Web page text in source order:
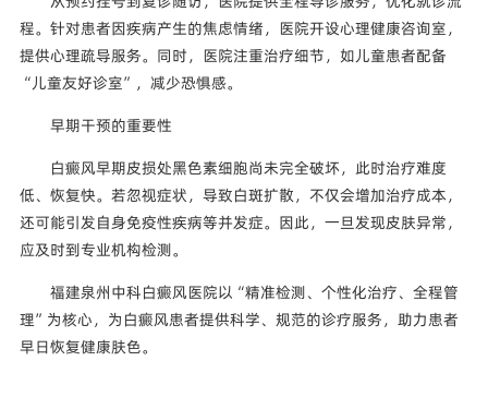
程。针对患者因疾病产生的焦虑情绪，医院开设心理健康咨询室，
提供心理疏导服务。同时，医院注重治疗细节，如儿童患者配备
“儿童友好诊室”，减少恐惧感。
早期干预的重要性
白癜风早期皮损处黑色素细胞尚未完全破坏，此时治疗难度
低、恢复快。若忽视症状，导致白斑扩散，不仅会增加治疗成本，
还可能引发自身免疫性疾病等并发症。因此，一旦发现皮肤异常，
应及时到专业机构检测。
福建泉州中科白癜风医院以“精准检测、个性化治疗、全程管
理”为核心，为白癜风患者提供科学、规范的诊疗服务，助力患者
早日恢复健康肤色。